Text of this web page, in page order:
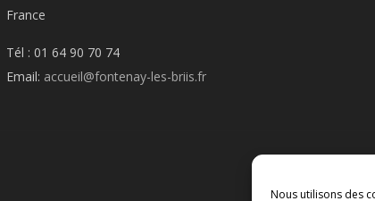
Nous utilisons des
France
Tél : 01 64 90 70 74
Email: accueil@fontenay-les-briis.fr